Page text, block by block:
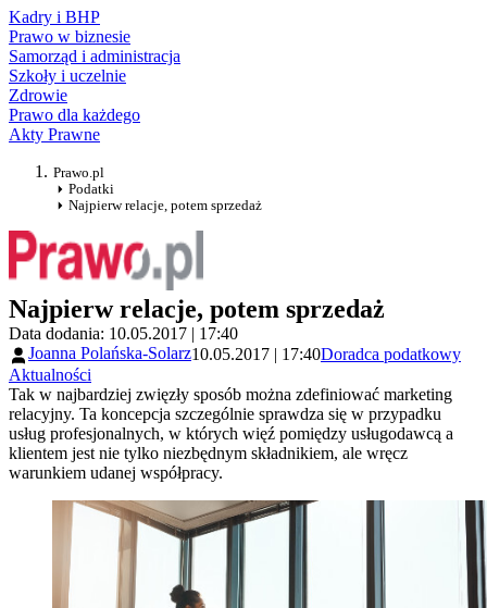
Kadry i BHP
Prawo w biznesie
Samorząd i administracja
Szkoły i uczelnie
Zdrowie
Prawo dla każdego
Akty Prawne
Prawo.pl
Podatki
Najpierw relacje, potem sprzedaż
Najpierw relacje, potem sprzedaż
Data dodania: 10.05.2017 | 17:40
Joanna Polańska-Solarz10.05.2017 | 17:40Doradca podatkowy
Aktualności
Tak w najbardziej zwięzły sposób można zdefiniować marketing
relacyjny. Ta koncepcja szczególnie sprawdza się w przypadku
usług profesjonalnych, w których więź pomiędzy usługodawcą a
klientem jest nie tylko niezbędnym składnikiem, ale wręcz
warunkiem udanej współpracy.